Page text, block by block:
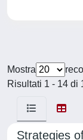
Mostra
Risultati 1 - 14 di
Strategies